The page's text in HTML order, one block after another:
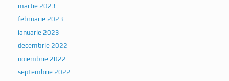
martie 2023
februarie 2023
ianuarie 2023
decembrie 2022
noiembrie 2022
septembrie 2022